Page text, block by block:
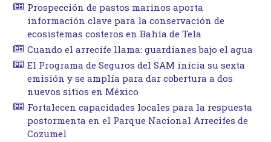
Prospección de pastos marinos aporta
información clave para la conservación de
ecosistemas costeros en Bahía de Tela
Cuando el arrecife llama: guardianes bajo el agua
El Programa de Seguros del SAM inicia su sexta
emisión y se amplía para dar cobertura a dos
nuevos sitios en México
Fortalecen capacidades locales para la respuesta
postormenta en el Parque Nacional Arrecifes de
Cozumel